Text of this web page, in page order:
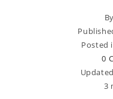
By
Posted
0
Updated
3